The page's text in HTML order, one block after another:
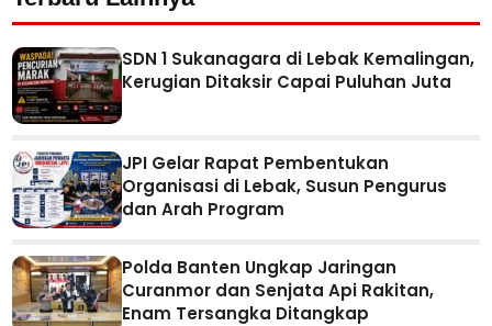
SDN 1 Sukanagara di Lebak Kemalingan,
Kerugian Ditaksir Capai Puluhan Juta
JPI Gelar Rapat Pembentukan
Organisasi di Lebak, Susun Pengurus
dan Arah Program
Polda Banten Ungkap Jaringan
Curanmor dan Senjata Api Rakitan,
Enam Tersangka Ditangkap